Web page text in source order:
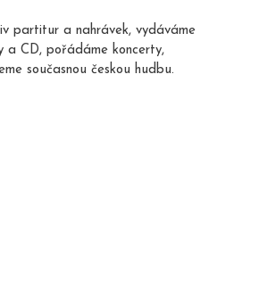
partitur a nahrávek, vydáváme
a CD, pořádáme koncerty,
současnou českou hudbu.